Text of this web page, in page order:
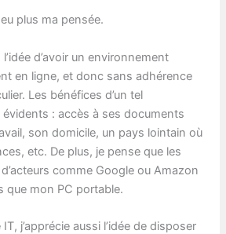
plus ma pensée.
d’avoir un environnement
en ligne, et donc sans adhérence
Les bénéfices d’un tel
: accès à ses documents
son domicile, un pays lointain où
etc. De plus, je pense que les
comme Google ou Amazon
que mon PC portable.
j’apprécie aussi l’idée de disposer